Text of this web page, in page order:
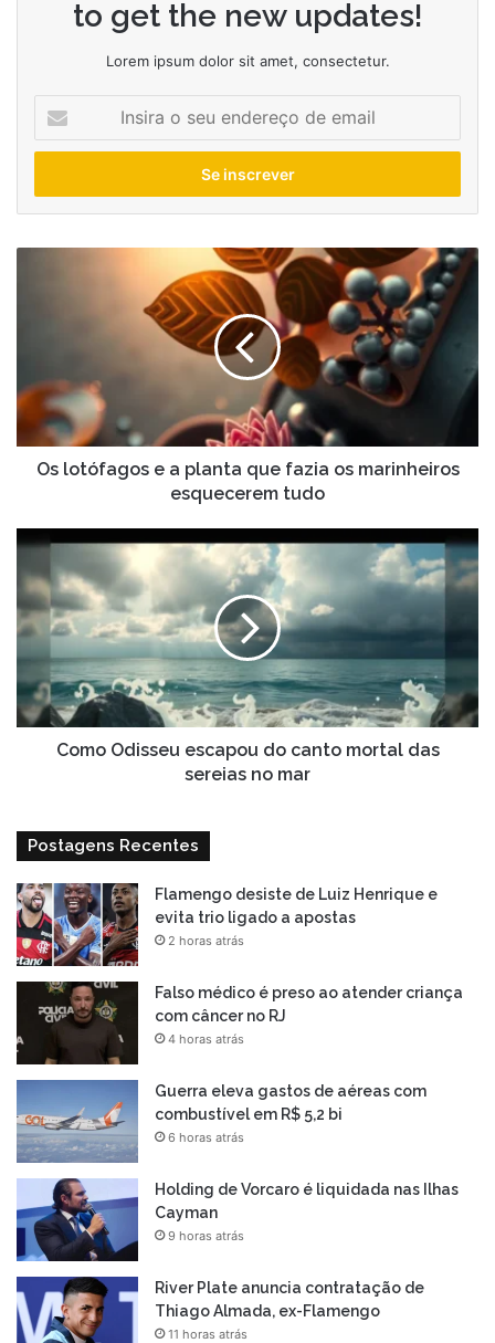
to get the new updates!
Lorem ipsum dolor sit amet, consectetur.
seu
de
fazia
os
marinheiros
esquecerem
Os lotófagos e a planta que fazia os marinheiros
esquecerem tudo
escapou
do
canto
mortal
das
sereias
no
Como Odisseu escapou do canto mortal das
sereias no mar
Postagens Recentes
Flamengo desiste de Luiz Henrique e
evita trio ligado a apostas
2 horas atrás
Falso médico é preso ao atender criança
com câncer no RJ
4 horas atrás
Guerra eleva gastos de aéreas com
combustível em R$ 5,2 bi
6 horas atrás
Holding de Vorcaro é liquidada nas Ilhas
Cayman
9 horas atrás
River Plate anuncia contratação de
Thiago Almada, ex-Flamengo
11 horas atrás